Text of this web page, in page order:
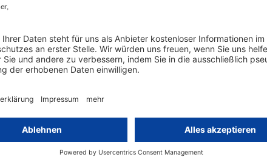
werden häufig nicht Sorgfalt und
Kommunikationsqualität. Ein
Standardantworten behandelt
liefert, erzielt daher oft
stellt, auf Einzelfallprüfungen
zur Rechtslage häufig nicht belastbar
und rechtlich sicherere